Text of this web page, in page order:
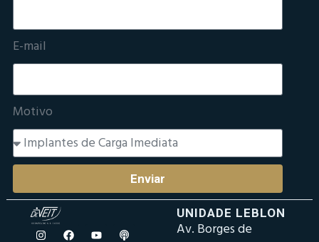
E-mail
Motivo
Enviar
UNIDADE LEBLON
Av. Borges de